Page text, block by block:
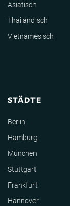
Asiatisch
Thailändisch
Vietnamesisch
STÄDTE
Berlin
Hamburg
München
Stuttgart
Frankfurt
Hannover